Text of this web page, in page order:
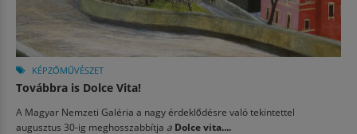
KÉPZŐMŰVÉSZET
Továbbra is Dolce Vita!
A Magyar Nemzeti Galéria a nagy érdeklődésre való tekintettel
augusztus 30-ig meghosszabbítja a Dolce vita....